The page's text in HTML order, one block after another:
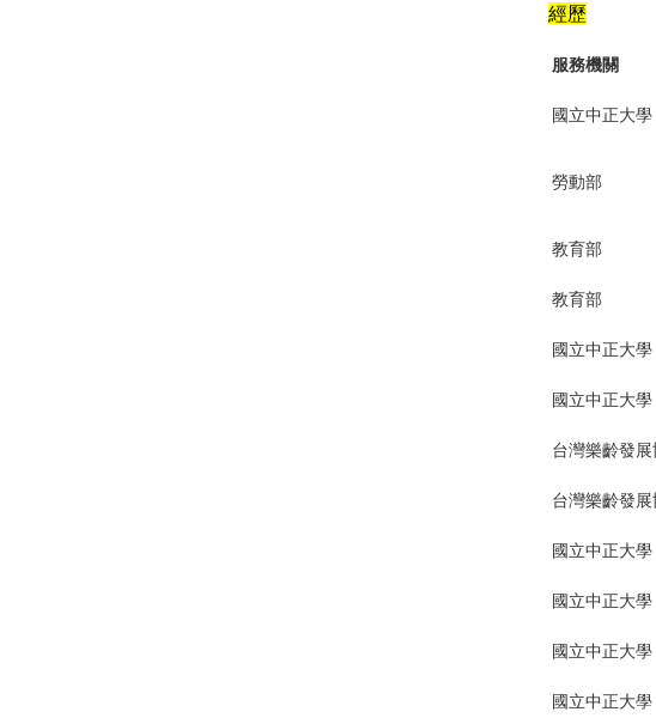
經歷
服務機關
國立中正大學
勞動部
教育部
教育部
國立中正大學
國立中正大學
台灣樂齡發展
台灣樂齡發展
國立中正大學
國立中正大學
國立中正大學
國立中正大學